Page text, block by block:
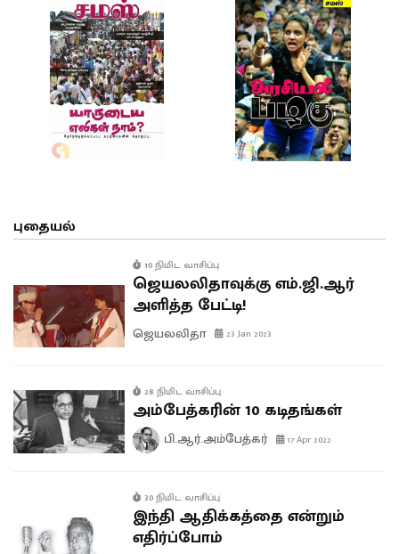
புதையல்
10 நிமிட வாசிப்பு
ஜெயலலிதாவுக்கு எம்.ஜி.ஆர்
அளித்த பேட்டி!
ஜெயலலிதா 23 Jan 2023
28 நிமிட வாசிப்பு
அம்பேத்கரின் 10 கடிதங்கள்
பி.ஆர்.அம்பேத்கர் 17 Apr 2022
30 நிமிட வாசிப்பு
இந்தி ஆதிக்கத்தை என்றும்
எதிர்ப்போம்